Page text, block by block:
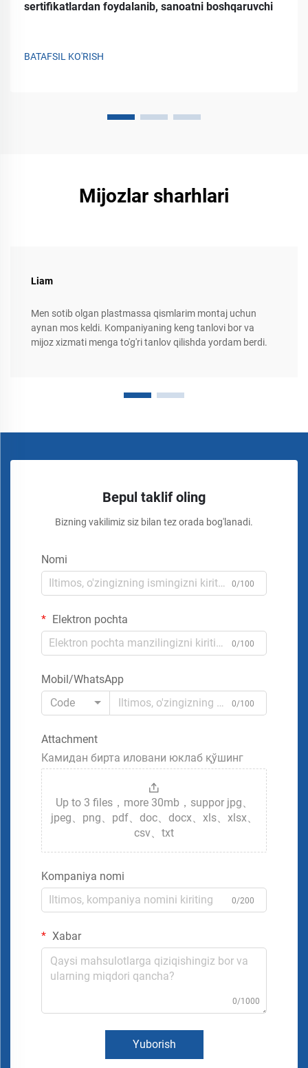
sertifikatlardan foydalanib, sanoatni boshqaruvchi
BATAFSIL KO'RISH
Mijozlar sharhlari
Liam
Men sotib olgan plastmassa qismlarim montaj uchun
aynan mos keldi. Kompaniyaning keng tanlovi bor va
mijoz xizmati menga to'g'ri tanlov qilishda yordam berdi.
Bepul taklif oling
Bizning vakilimiz siz bilan tez orada bog'lanadi.
Nomi
0/100
Elektron pochta
0/100
Mobil/WhatsApp
Code
0/100
Attachment
Камидан бирта иловани юклаб қўшинг
Up to 3 files，more 30mb，suppor jpg、
jpeg、png、pdf、doc、docx、xls、xlsx、
csv、txt
Kompaniya nomi
0/200
Xabar
0/1000
Yuborish